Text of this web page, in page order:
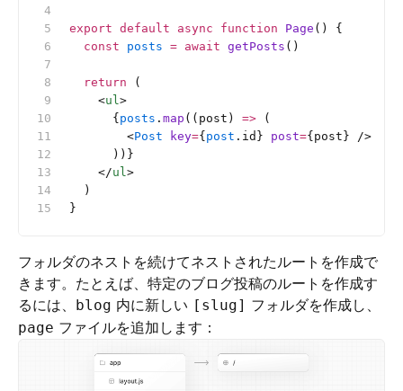
export default async function Page () {
  const
posts = await getPosts ()
  return
(
    <
ul >
      {
posts . map ((post) => (
        <
Post key={ post .id} post={post} />
      ))}
    </
ul >
  )
}
フォルダのネストを続けてネストされたルートを作成で
きます。たとえば、特定のブログ投稿のルートを作成す
るには、 blog 内に新しい [slug] フォルダを作成し、
page ファイルを追加します：